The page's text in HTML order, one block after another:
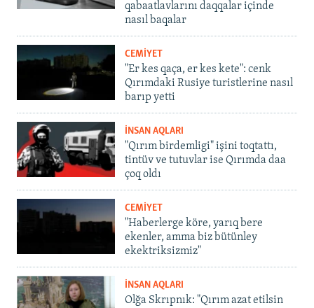
qabaatlavlarını daqqalar içinde
nasıl baqalar
CEMİYET
"Er kes qaça, er kes kete": cenk
Qırımdaki Rusiye turistlerine nasıl
barıp yetti
İNSAN AQLARI
"Qırım birdemligi" işini toqtattı,
tintüv ve tutuvlar ise Qırımda daa
çoq oldı
CEMİYET
"Haberlerge köre, yarıq bere
ekenler, amma biz bütünley
ekektriksizmiz"
İNSAN AQLARI
Olğa Skrıpnık: "Qırım azat etilsin